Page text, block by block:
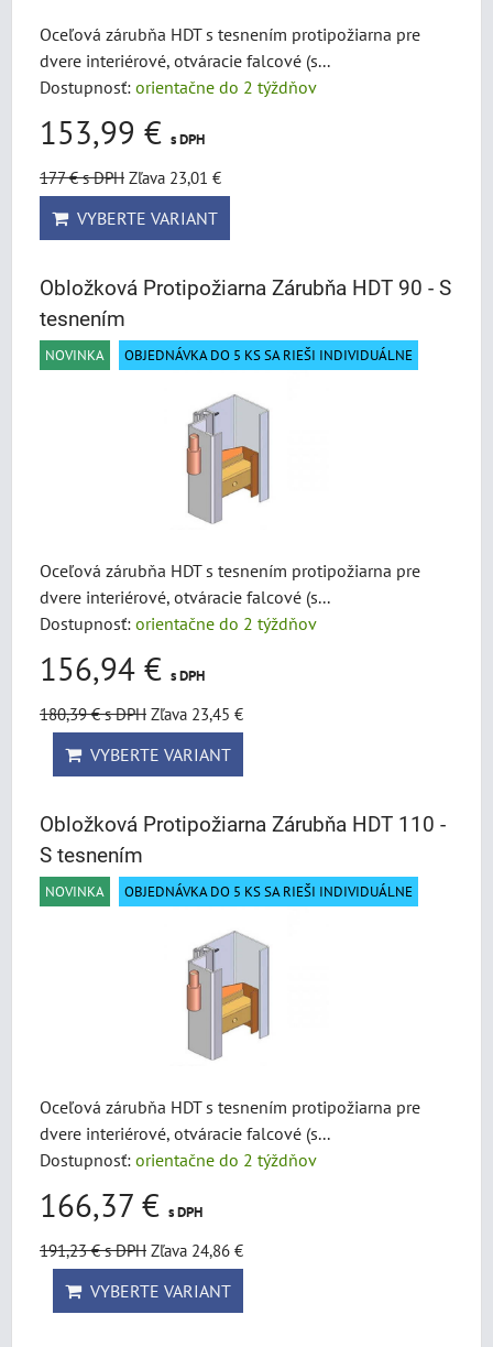
Oceľová zárubňa HDT s tesnením protipožiarna pre
dvere interiérové, otváracie falcové (s...
Dostupnosť: orientačne do 2 týždňov
153,99 € s DPH
177 €s DPH Zľava 23,01 €
VYBERTE VARIANT
Obložková Protipožiarna Zárubňa HDT 90 - S
tesnením
NOVINKA OBJEDNÁVKA DO 5 KS SA RIEŠI INDIVIDUÁLNE
Oceľová zárubňa HDT s tesnením protipožiarna pre
dvere interiérové, otváracie falcové (s...
Dostupnosť: orientačne do 2 týždňov
156,94 € s DPH
180,39 €s DPH Zľava 23,45 €
VYBERTE VARIANT
Obložková Protipožiarna Zárubňa HDT 110 -
S tesnením
NOVINKA OBJEDNÁVKA DO 5 KS SA RIEŠI INDIVIDUÁLNE
Oceľová zárubňa HDT s tesnením protipožiarna pre
dvere interiérové, otváracie falcové (s...
Dostupnosť: orientačne do 2 týždňov
166,37 € s DPH
191,23 €s DPH Zľava 24,86 €
VYBERTE VARIANT